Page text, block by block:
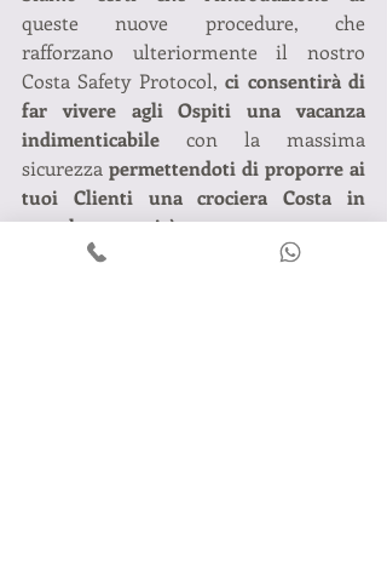
queste nuove procedure, che
rafforzano ulteriormente il nostro
Costa Safety Protocol, ci consentirà di
far vivere agli Ospiti una vacanza
indimenticabile con la massima
sicurezza permettendoti di proporre ai
tuoi Clienti una crociera Costa in
completa serenità.